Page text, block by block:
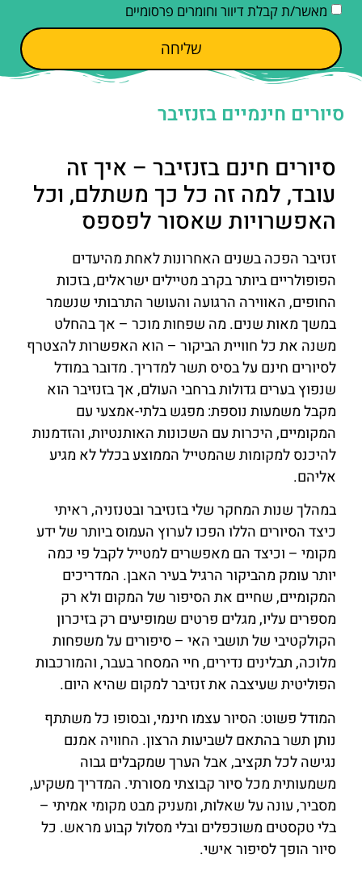
מאשר/ת קבלת דיוור וחומרים פרסומיים
שליחה
סיורים חינמיים בזנזיבר
סיורים חינם בזנזיבר – איך זה
עובד, למה זה כל כך משתלם, וכל
האפשרויות שאסור לפספס
זנזיבר הפכה בשנים האחרונות לאחת מהיעדים
הפופולריים ביותר בקרב מטיילים ישראלים, בזכות
החופים, האווירה הרגועה והעושר התרבותי שנשמר
במשך מאות שנים. מה שפחות מוכר – אך בהחלט
משנה את כל חוויית הביקור – הוא האפשרות להצטרף
לסיורים חינם על בסיס תשר למדריך. מדובר במודל
שנפוץ בערים גדולות ברחבי העולם, אך בזנזיבר הוא
מקבל משמעות נוספת: מפגש בלתי-אמצעי עם
המקומיים, היכרות עם השכונות האותנטיות, והזדמנות
להיכנס למקומות שהמטייל הממוצע בכלל לא מגיע
אליהם.
במהלך שנות המחקר שלי בזנזיבר ובטנזניה, ראיתי
כיצד הסיורים הללו הפכו לערוץ העמוס ביותר של ידע
מקומי – וכיצד הם מאפשרים למטייל לקבל פי כמה
יותר עומק מהביקור הרגיל בעיר האבן. המדריכים
המקומיים, שחיים את הסיפור של המקום ולא רק
מספרים עליו, מגלים פרטים שמופיעים רק בזיכרון
הקולקטיבי של תושבי האי – סיפורים על משפחות
מלוכה, תבלינים נדירים, חיי המסחר בעבר, והמורכבות
הפוליטית שעיצבה את זנזיבר למקום שהיא היום.
המודל פשוט: הסיור עצמו חינמי, ובסופו כל משתתף
נותן תשר בהתאם לשביעות הרצון. החוויה אמנם
נגישה לכל תקציב, אבל הערך שמקבלים גבוה
משמעותית מכל סיור קבוצתי מסורתי. המדריך משקיע,
מסביר, עונה על שאלות, ומעניק מבט מקומי אמיתי –
בלי טקסטים משוכפלים ובלי מסלול קבוע מראש. כל
סיור הופך לסיפור אישי.